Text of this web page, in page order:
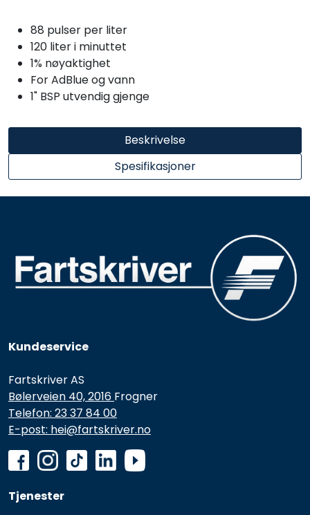
Beskrivelse
Spesifikasjoner
88 pulser per liter
120 liter i minuttet
1% nøyaktighet
For AdBlue og vann
1" BSP utvendig gjenge
Kundeservice
Fartskriver AS
Bølerveien 40, 2016 Frogner
Telefon: 23 37 84 00
E-post: hei@fartskriver.no
Tjenester